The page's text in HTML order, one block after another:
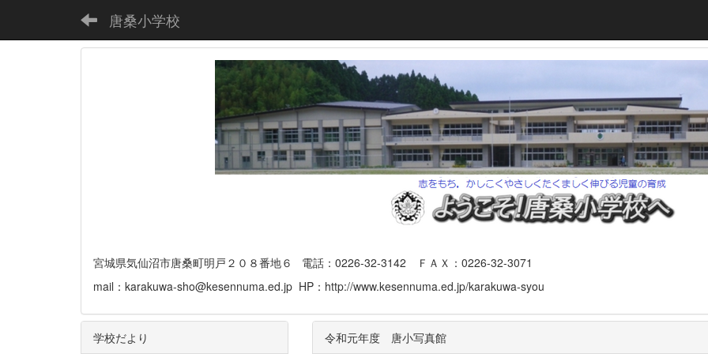
唐桑小学校
宮城県気仙沼市唐桑町明戸２０８番地６ 電話：0226-32-3142 ＦＡＸ：0226-32-3071
mail：karakuwa-sho@kesennuma.ed.jp HP：http://www.kesennuma.ed.jp/karakuwa-syou
令和元年度 唐小写真館
学校だより